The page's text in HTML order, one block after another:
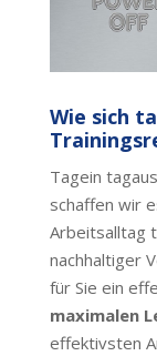
Wie sich
Tagein
schaffen wir
Arbeitsalltag
nachhaltiger
für Sie ein
maximalen
effektivsten